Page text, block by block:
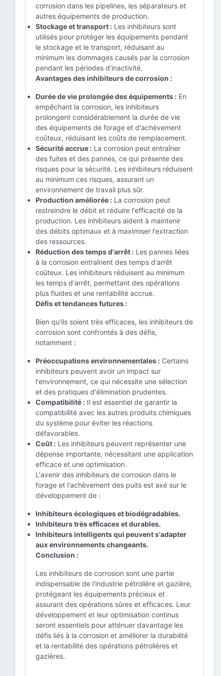
corrosion dans les pipelines, les séparateurs et
autres équipements de production.
Stockage et transport : Les inhibiteurs sont
utilisés pour protéger les équipements pendant
le stockage et le transport, réduisant au
minimum les dommages causés par la corrosion
pendant les périodes d'inactivité.
Avantages des inhibiteurs de corrosion :
Durée de vie prolongée des équipements : En
empêchant la corrosion, les inhibiteurs
prolongent considérablement la durée de vie
des équipements de forage et d'achèvement
coûteux, réduisant les coûts de remplacement.
Sécurité accrue : La corrosion peut entraîner
des fuites et des pannes, ce qui présente des
risques pour la sécurité. Les inhibiteurs réduisent
au minimum ces risques, assurant un
environnement de travail plus sûr.
Production améliorée : La corrosion peut
restreindre le débit et réduire l'efficacité de la
production. Les inhibiteurs aident à maintenir
des débits optimaux et à maximiser l'extraction
des ressources.
Réduction des temps d'arrêt : Les pannes liées
à la corrosion entraînent des temps d'arrêt
coûteux. Les inhibiteurs réduisent au minimum
les temps d'arrêt, permettant des opérations
plus fluides et une rentabilité accrue.
Défis et tendances futures :
Bien qu'ils soient très efficaces, les inhibiteurs de
corrosion sont confrontés à des défis,
notamment :
Préoccupations environnementales : Certains
inhibiteurs peuvent avoir un impact sur
l'environnement, ce qui nécessite une sélection
et des pratiques d'élimination prudentes.
Compatibilité : Il est essentiel de garantir la
compatibilité avec les autres produits chimiques
du système pour éviter les réactions
défavorables.
Coût : Les inhibiteurs peuvent représenter une
dépense importante, nécessitant une application
efficace et une optimisation.
L'avenir des inhibiteurs de corrosion dans le
forage et l'achèvement des puits est axé sur le
développement de :
Inhibiteurs écologiques et biodégradables.
Inhibiteurs très efficaces et durables.
Inhibiteurs intelligents qui peuvent s'adapter
aux environnements changeants.
Conclusion :
Les inhibiteurs de corrosion sont une partie
indispensable de l'industrie pétrolière et gazière,
protégeant les équipements précieux et
assurant des opérations sûres et efficaces. Leur
développement et leur optimisation continus
seront essentiels pour atténuer davantage les
défis liés à la corrosion et améliorer la durabilité
et la rentabilité des opérations pétrolières et
gazières.